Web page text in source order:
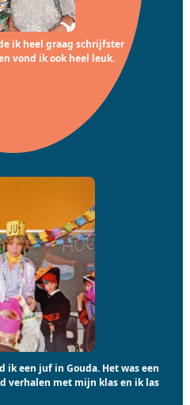
ik heel graag schrijfster
vond ik ook heel leuk.
ik een juf in Gouda. Het was een
verhalen met mijn klas en ik las